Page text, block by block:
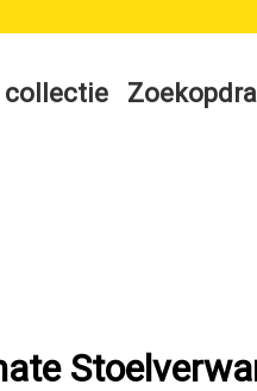
collectie